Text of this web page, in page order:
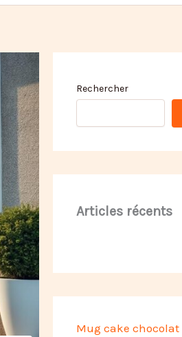
Rechercher
Articles récents
Mug cake